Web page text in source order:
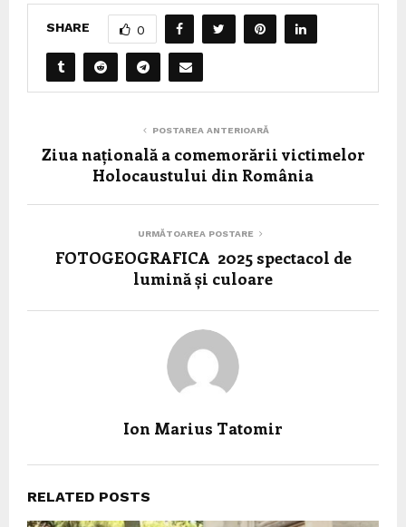
SHARE 0
POSTAREA ANTERIOARĂ
Ziua națională a comemorării victimelor
Holocaustului din România
URMĂTOAREA POSTARE
FOTOGEOGRAFICA 2025 spectacol de
lumină și culoare
Ion Marius Tatomir
RELATED POSTS